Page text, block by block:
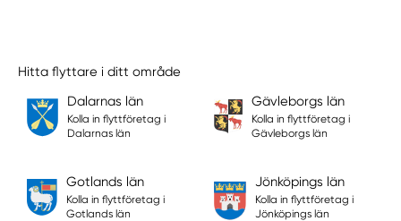
Hitta flyttare i ditt område
Dalarnas län
Kolla in flyttföretag i
Dalarnas län
Gävleborgs län
Kolla in flyttföretag i
Gävleborgs län
Gotlands län
Kolla in flyttföretag i
Gotlands län
Jönköpings län
Kolla in flyttföretag i
Jönköpings län